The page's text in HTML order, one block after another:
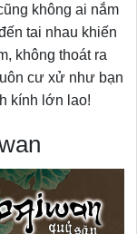
không ai nắm
tai nhau khiến
không thoát ra
cư xử như bạn
kính lớn lao!